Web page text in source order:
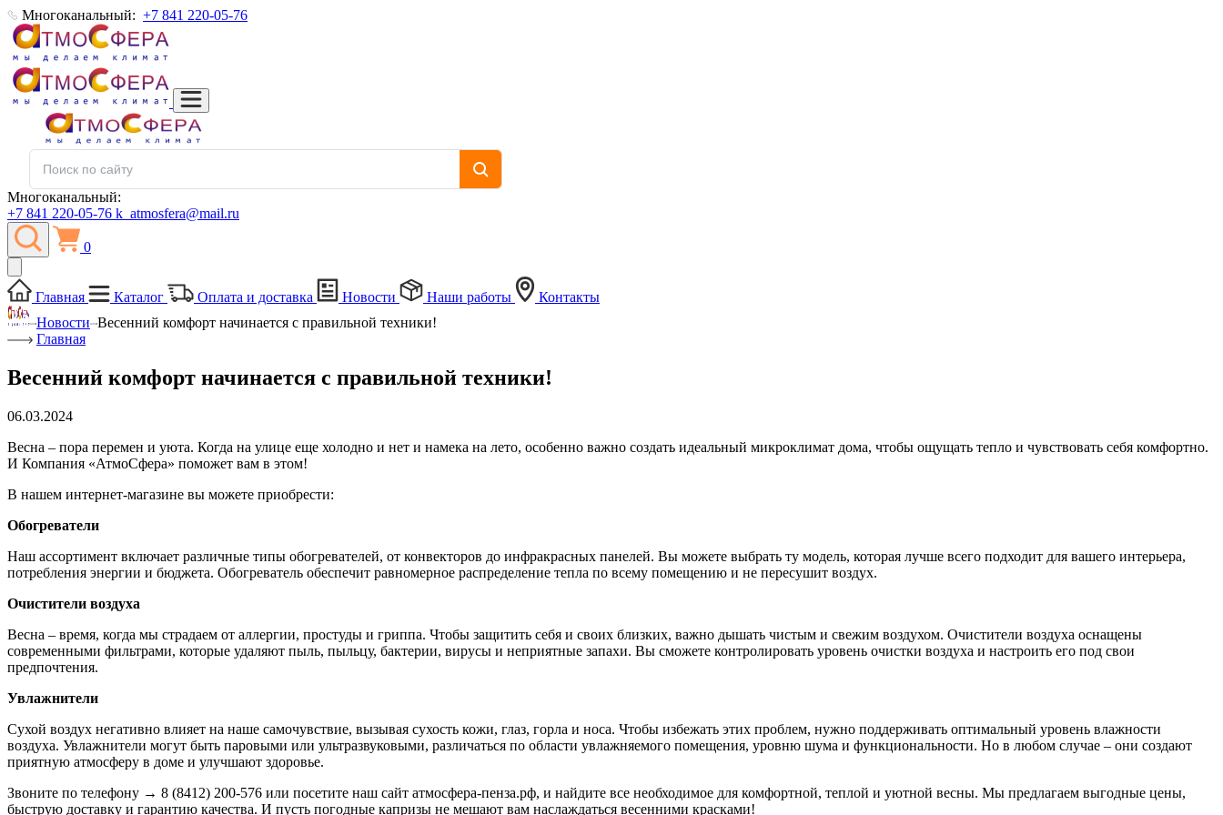
Многоканальный: +7 841 220-05-76
Многоканальный:
+7 841 220-05-76 k_atmosfera@mail.ru
0
Главная Каталог Оплата и доставка Новости Наши работы
Контакты
Новости Весенний комфорт начинается с правильной техники!
Главная
Весенний комфорт начинается с правильной техники!
06.03.2024
Весна – пора перемен и уюта. Когда на улице еще холодно и нет и намека на лето, особенно важно создать идеальный микроклимат дома, чтобы ощущать тепло и чувствовать себя комфортно.
И Компания «АтмоСфера» поможет вам в этом!
В нашем интернет-магазине вы можете приобрести:
Обогреватели
Наш ассортимент включает различные типы обогревателей, от конвекторов до инфракрасных панелей. Вы можете выбрать ту модель, которая лучше всего подходит для вашего интерьера,
потребления энергии и бюджета. Обогреватель обеспечит равномерное распределение тепла по всему помещению и не пересушит воздух.
Очистители воздуха
Весна – время, когда мы страдаем от аллергии, простуды и гриппа. Чтобы защитить себя и своих близких, важно дышать чистым и свежим воздухом. Очистители воздуха оснащены
современными фильтрами, которые удаляют пыль, пыльцу, бактерии, вирусы и неприятные запахи. Вы сможете контролировать уровень очистки воздуха и настроить его под свои
предпочтения.
Увлажнители
Сухой воздух негативно влияет на наше самочувствие, вызывая сухость кожи, глаз, горла и носа. Чтобы избежать этих проблем, нужно поддерживать оптимальный уровень влажности
воздуха. Увлажнители могут быть паровыми или ультразвуковыми, различаться по области увлажняемого помещения, уровню шума и функциональности. Но в любом случае – они создают
приятную атмосферу в доме и улучшают здоровье.
Звоните по телефону → 8 (8412) 200-576 или посетите наш сайт атмосфера-пенза.рф, и найдите все необходимое для комфортной, теплой и уютной весны. Мы предлагаем выгодные цены,
быструю доставку и гарантию качества. И пусть погодные капризы не мешают вам наслаждаться весенними красками!